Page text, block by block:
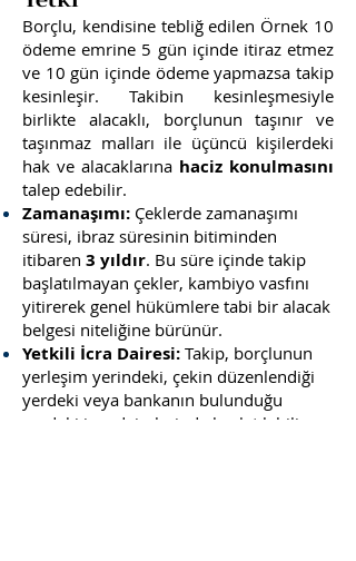
Borçlu, kendisine tebliğ edilen Örnek 10
ödeme emrine 5 gün içinde itiraz etmez
ve 10 gün içinde ödeme yapmazsa takip
kesinleşir. Takibin kesinleşmesiyle
birlikte alacaklı, borçlunun taşınır ve
taşınmaz malları ile üçüncü kişilerdeki
hak ve alacaklarına haciz konulmasını
talep edebilir.
Zamanaşımı: Çeklerde zamanaşımı
süresi, ibraz süresinin bitiminden
itibaren 3 yıldır. Bu süre içinde takip
başlatılmayan çekler, kambiyo vasfını
yitirerek genel hükümlere tabi bir alacak
belgesi niteliğine bürünür.
Yetkili İcra Dairesi: Takip, borçlunun
yerleşim yerindeki, çekin düzenlendiği
yerdeki veya bankanın bulunduğu
yerdeki icra dairelerinde başlatılabilir.